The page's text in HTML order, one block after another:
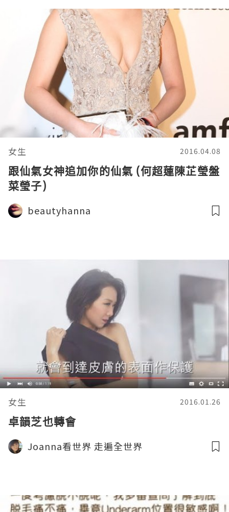
女生 2016.04.08
跟仙氣女神追加你的仙氣 (何超蓮陳芷瑩盤
菜瑩子)
beautyhanna
女生 2016.01.26
卓韻芝也轉會
Joanna看世界 走遍全世界